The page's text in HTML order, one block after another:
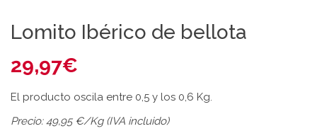
Lomito Ibérico de bellota
29,97€
El producto oscila entre 0,5 y los 0,6 Kg.
Precio: 49,95 €/Kg (IVA incluido)